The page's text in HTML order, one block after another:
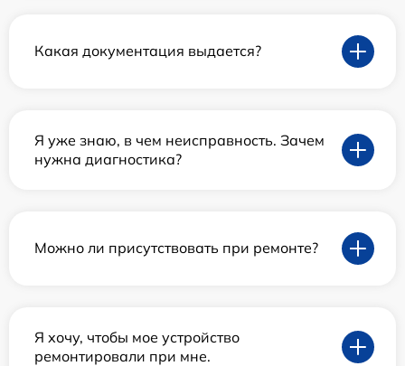
Какая документация выдается?
Я уже знаю, в чем неисправность. Зачем
нужна диагностика?
Можно ли присутствовать при ремонте?
Я хочу, чтобы мое устройство
ремонтировали при мне.